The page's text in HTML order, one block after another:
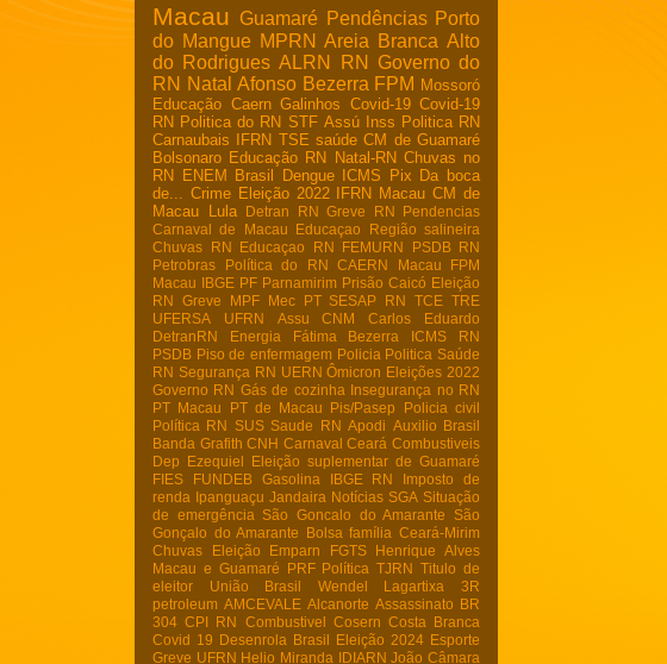
Macau Guamaré Pendências Porto
do Mangue MPRN Areia Branca Alto
do Rodrigues ALRN RN
Governo do
RN Natal Afonso Bezerra FPM Mossoró
Educação Caern Galinhos Covid-19 Covid-19
RN Politica do RN STF Assú Inss Politica RN
Carnaubais
IFRN TSE saúde CM de Guamaré
Bolsonaro Educação RN Natal-RN Chuvas no
RN
ENEM Brasil Dengue ICMS Pix Da boca
de...
Crime Eleição 2022 IFRN Macau CM de
Macau
Lula Detran RN Greve RN
Pendencias
Carnaval de Macau
Educaçao
Região salineira
Chuvas RN
Educaçao RN FEMURN
PSDB RN
Petrobras
Política do RN CAERN Macau
FPM
Macau IBGE PF Parnamirim Prisão Caicó Eleição
RN
Greve MPF Mec PT SESAP RN TCE TRE
UFERSA
UFRN Assu CNM
Carlos Eduardo
DetranRN
Energia Fátima Bezerra
ICMS RN
PSDB Piso de enfermagem Policia Politica Saúde
RN Segurança RN UERN Ômicron Eleições 2022
Governo RN Gás de cozinha Insegurança no RN
PT Macau
PT de Macau Pis/Pasep
Policia civil
Política RN
SUS Saude RN Apodi Auxilio Brasil
Banda Grafith CNH Carnaval Ceará Combustiveis
Dep Ezequiel
Eleição suplementar de Guamaré
FIES
FUNDEB Gasolina IBGE RN
Imposto de
renda Ipanguaçu Jandaira Notícias SGA Situação
de emergência
São Goncalo do Amarante
São
Gonçalo do Amarante
Bolsa família Ceará-Mirim
Chuvas
Eleição Emparn FGTS
Henrique Alves
Macau e Guamaré
PRF Política TJRN Titulo de
eleitor
União Brasil Wendel Lagartixa
3R
petroleum AMCEVALE Alcanorte Assassinato BR
304 CPI RN Combustivel Cosern Costa Branca
Covid 19 Desenrola Brasil Eleição 2024 Esporte
Greve UFRN Helio Miranda IDIARN João Câmara